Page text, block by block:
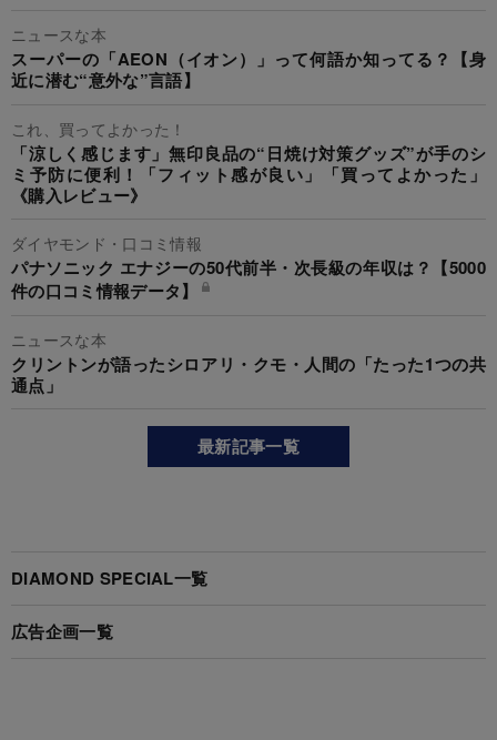
ニュースな本
スーパーの「AEON（イオン）」って何語か知ってる？【身
近に潜む“意外な”言語】
これ、買ってよかった！
「涼しく感じます」無印良品の“日焼け対策グッズ”が手のシ
ミ予防に便利！「フィット感が良い」「買ってよかった」
《購入レビュー》
ダイヤモンド・口コミ情報
パナソニック エナジーの50代前半・次長級の年収は？【5000
件の口コミ情報データ】
ニュースな本
クリントンが語ったシロアリ・クモ・人間の「たった1つの共
通点」
最新記事一覧
DIAMOND SPECIAL一覧
広告企画一覧